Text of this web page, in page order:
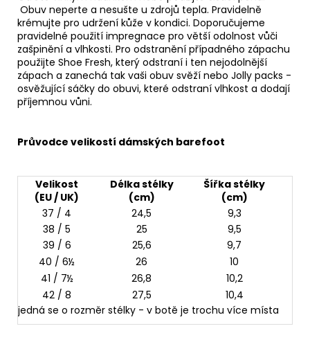
Obuv neperte a nesušte u zdrojů tepla. Pravidelně
krémujte pro udržení kůže v kondici. Doporučujeme
pravidelné použití impregnace pro větší odolnost vůči
zašpinění a vlhkosti. Pro odstranění případného zápachu
použijte Shoe Fresh, který odstraní i ten nejodolnější
zápach a zanechá tak vaši obuv svěží nebo Jolly packs -
osvěžující sáčky do obuvi, které odstraní vlhkost a dodají
příjemnou vůni.
Průvodce velikostí dámských barefoot
Velikost
(EU / UK)
Délka stélky
(cm)
Šířka stélky
(cm)
37 / 4
24,5
9,3
38 / 5
25
9,5
39 / 6
25,6
9,7
40 / 6½
26
10
41 / 7½
26,8
10,2
42 / 8
27,5
10,4
jedná se o rozměr stélky - v botě je trochu více místa